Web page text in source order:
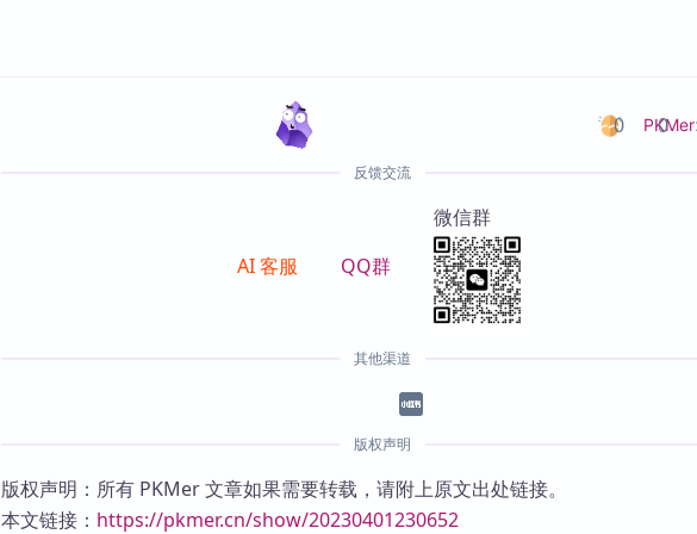
PKMer
0 0
反馈交流
AI 客服 QQ群
微信群
其他渠道
版权声明
版权声明：所有 PKMer 文章如果需要转载，请附上原文出处链接。
本文链接： https://pkmer.cn/show/20230401230652